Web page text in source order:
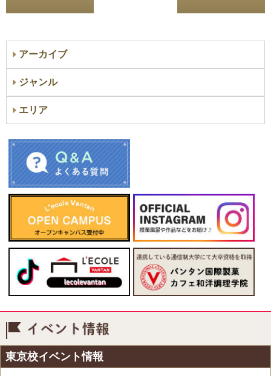
アーカイブ
ジャンル
エリア
東京校イベント情報